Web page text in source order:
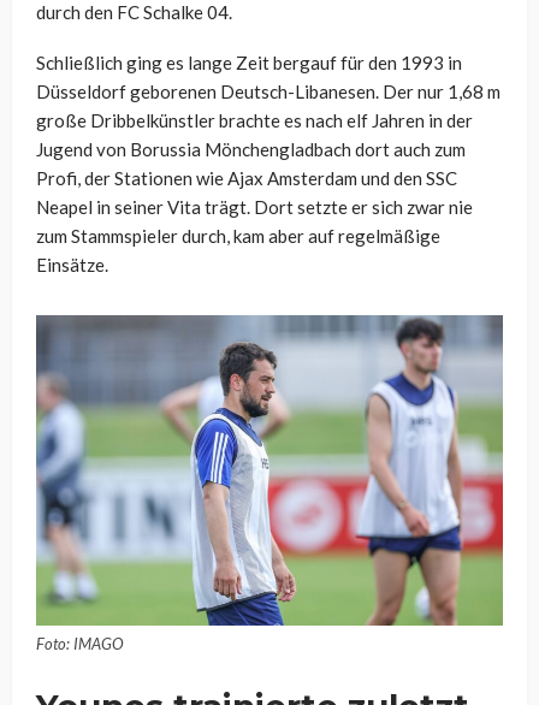
durch den FC Schalke 04.
Schließlich ging es lange Zeit bergauf für den 1993 in
Düsseldorf geborenen Deutsch-Libanesen. Der nur 1,68 m
große Dribbelkünstler brachte es nach elf Jahren in der
Jugend von Borussia Mönchengladbach dort auch zum
Profi, der Stationen wie Ajax Amsterdam und den SSC
Neapel in seiner Vita trägt. Dort setzte er sich zwar nie
zum Stammspieler durch, kam aber auf regelmäßige
Einsätze.
Foto: IMAGO